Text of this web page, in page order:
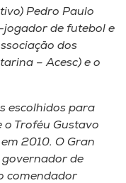
Pedro Paulo
jogador de futebol e
dos
– Acesc) e o
escolhidos para
o Troféu Gustavo
2010. O Gran
de
comendador